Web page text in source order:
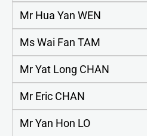
Mr Hua Yan WEN
Ms Wai Fan TAM
Mr Yat Long CHAN
Mr Eric CHAN
Mr Yan Hon LO